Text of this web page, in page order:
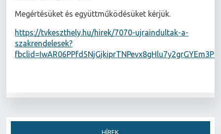
Megértésüket és együttműködésüket kérjük.
https://tvkeszthely.hu/hirek/7070-ujraindultak-a-
szakrendelesek?
HÍREK